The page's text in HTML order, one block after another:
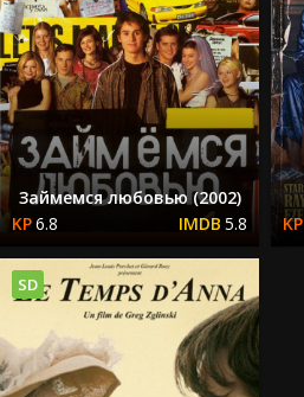
Займемся любовью (2002)
6.8
5.8
SD